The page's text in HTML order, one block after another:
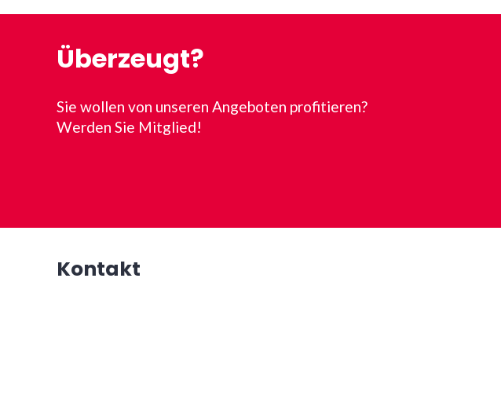
Überzeugt?
Sie wollen von unseren Angeboten profitieren?
Werden Sie Mitglied!
Kontakt